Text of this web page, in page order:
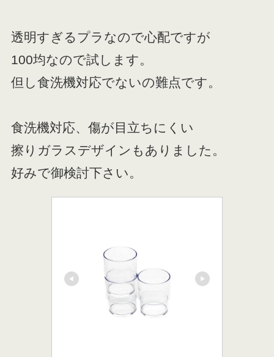
透明すぎるプラなので心配ですが
100均なので試します。
但し食洗機対応でないの難点です。
食洗機対応、傷が目立ちにくい
擦りガラスデザインもありました。
好みで御検討下さい。